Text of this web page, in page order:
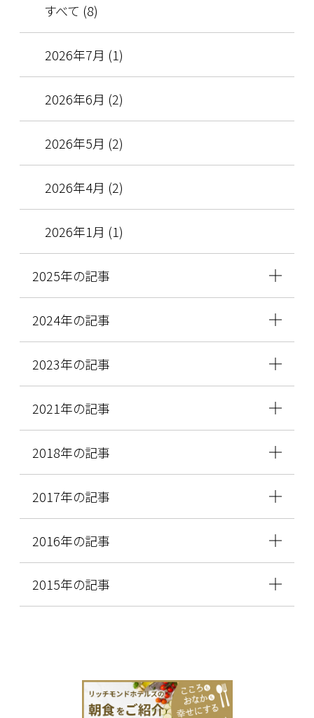
すべて (8)
2026年7月 (1)
2026年6月 (2)
2026年5月 (2)
2026年4月 (2)
2026年1月 (1)
2025年の記事
2024年の記事
2023年の記事
2021年の記事
2018年の記事
2017年の記事
2016年の記事
2015年の記事